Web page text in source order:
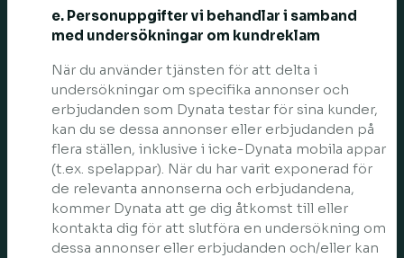
e. Personuppgifter vi behandlar i samband
med undersökningar om kundreklam
När du använder tjänsten för att delta i
undersökningar om specifika annonser och
erbjudanden som Dynata testar för sina kunder,
kan du se dessa annonser eller erbjudanden på
flera ställen, inklusive i icke-Dynata mobila appar
(t.ex. spelappar). När du har varit exponerad för
de relevanta annonserna och erbjudandena,
kommer Dynata att ge dig åtkomst till eller
kontakta dig för att slutföra en undersökning om
dessa annonser eller erbjudanden och/eller kan